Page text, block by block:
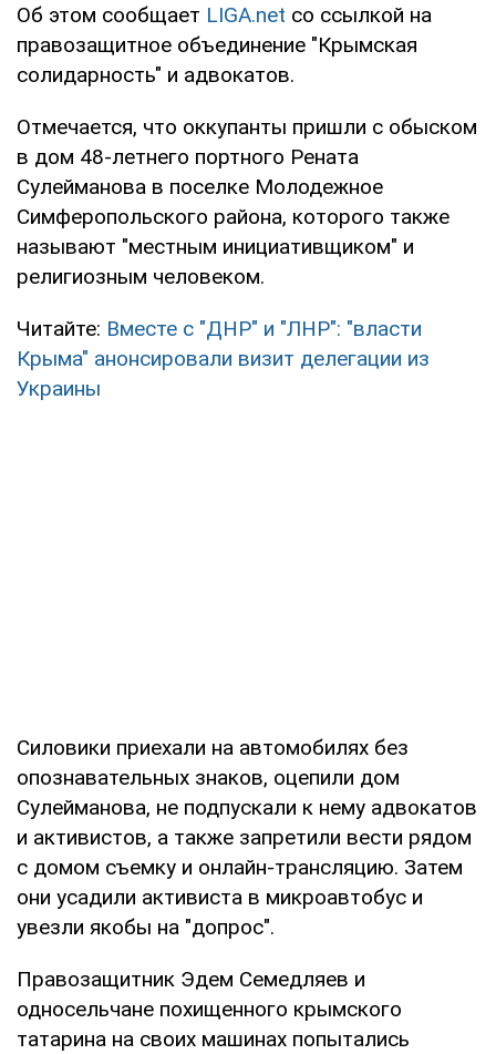
Об этом сообщает LIGA.net со ссылкой на
правозащитное объединение "Крымская
солидарность" и адвокатов.
Отмечается, что оккупанты пришли с обыском
в дом 48-летнего портного Рената
Сулейманова в поселке Молодежное
Симферопольского района, которого также
называют "местным инициативщиком" и
религиозным человеком.
Читайте: Вместе с "ДНР" и "ЛНР": "власти
Крыма" анонсировали визит делегации из
Украины
Силовики приехали на автомобилях без
опознавательных знаков, оцепили дом
Сулейманова, не подпускали к нему адвокатов
и активистов, а также запретили вести рядом
с домом съемку и онлайн-трансляцию. Затем
они усадили активиста в микроавтобус и
увезли якобы на "допрос".
Правозащитник Эдем Семедляев и
односельчане похищенного крымского
татарина на своих машинах попытались